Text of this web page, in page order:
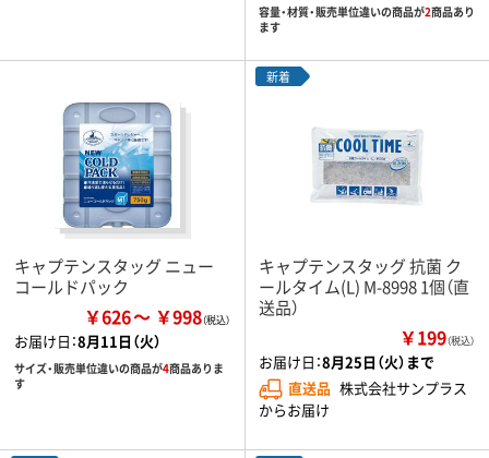
容量・材質・販売単位違いの商品が2商品あり
ます
キャプテンスタッグ ニュー
コールドパック
￥626 ￥998
お届け日：8月11日（火）
サイズ・販売単位違いの商品が4商品ありま
す
新着
キャプテンスタッグ 抗菌 ク
ールタイム(L) M-8998 1個（直
送品）
￥199（税込）
お届け日：8月25日（火）まで
直送品 株式会社サンプラス
からお届け